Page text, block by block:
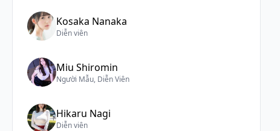
Kosaka Nanaka
Diễn viên
Miu Shiromin
Người Mẫu, Diễn Viên
Hikaru Nagi
Diễn viên